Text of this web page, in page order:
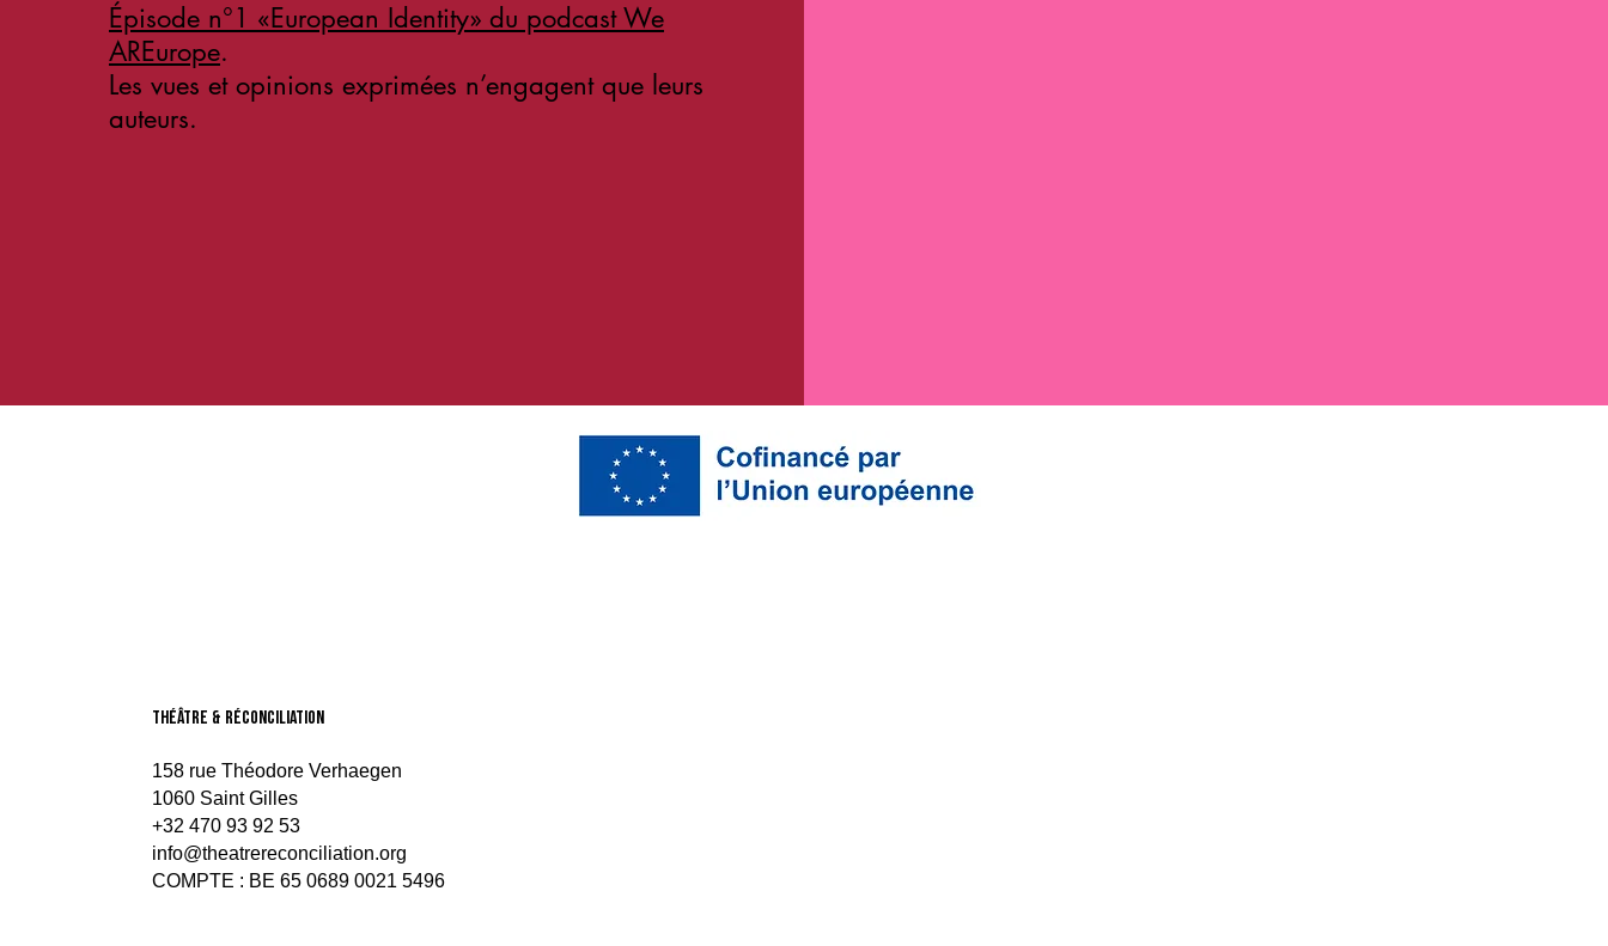
Épisode n°1 «European Identity» du podcast We
AREurope.
Les vues et opinions exprimées n’engagent que leurs
auteurs.
théâtre & Réconciliation
158 rue Théodore Verhaegen
1060 Saint Gilles
+32 470 93 92 53
info@theatrereconciliation.org
COMPTE : BE 65 0689 0021 5496